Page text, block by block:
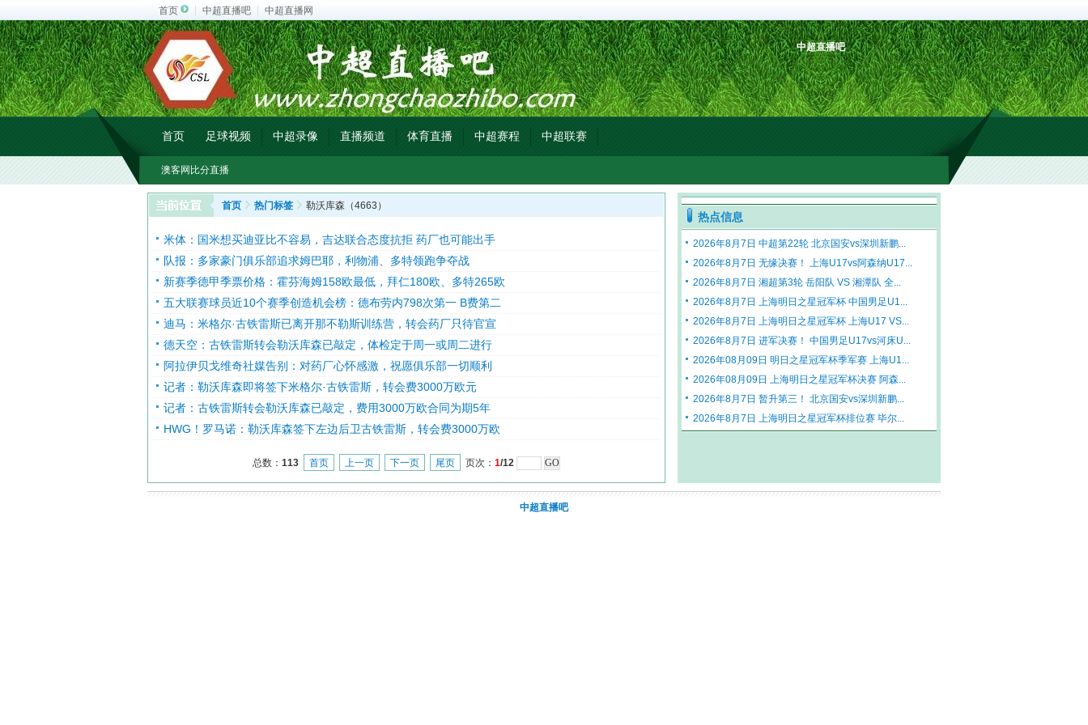
首页 中超直播吧 中超直播网
中超直播吧
首页 足球视频 中超录像 直播频道 体育直播 中超赛程 中超联赛
澳客网比分直播
首页 热门标签 勒沃库森（4663）
米体：国米想买迪亚比不容易，吉达联合态度抗拒 药厂也可能出手
队报：多家豪门俱乐部追求姆巴耶，利物浦、多特领跑争夺战
新赛季德甲季票价格：霍芬海姆158欧最低，拜仁180欧、多特265欧
五大联赛球员近10个赛季创造机会榜：德布劳内798次第一 B费第二
迪马：米格尔·古铁雷斯已离开那不勒斯训练营，转会药厂只待官宣
德天空：古铁雷斯转会勒沃库森已敲定，体检定于周一或周二进行
阿拉伊贝戈维奇社媒告别：对药厂心怀感激，祝愿俱乐部一切顺利
记者：勒沃库森即将签下米格尔·古铁雷斯，转会费3000万欧元
记者：古铁雷斯转会勒沃库森已敲定，费用3000万欧合同为期5年
HWG！罗马诺：勒沃库森签下左边后卫古铁雷斯，转会费3000万欧
总数： 113 首页 上一页 下一页 尾页 页次： 1/12
热点信息
2026年8月7日 中超第22轮 北京国安vs深圳新鹏...
2026年8月7日 无缘决赛！ 上海U17vs阿森纳U17...
2026年8月7日 湘超第3轮 岳阳队 VS 湘潭队 全...
2026年8月7日 上海明日之星冠军杯 中国男足U1...
2026年8月7日 上海明日之星冠军杯 上海U17 VS...
2026年8月7日 进军决赛！ 中国男足U17vs河床U...
2026年08月09日 明日之星冠军杯季军赛 上海U1...
2026年08月09日 上海明日之星冠军杯决赛 阿森...
2026年8月7日 暂升第三！ 北京国安vs深圳新鹏...
2026年8月7日 上海明日之星冠军杯排位赛 毕尔...
中超直播吧